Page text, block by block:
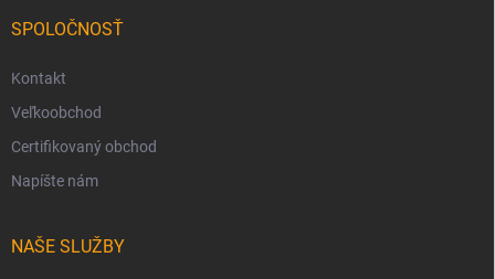
SPOLOČNOSŤ
Kontakt
Veľkoobchod
Certifikovaný obchod
Napíšte nám
NAŠE SLUŽBY